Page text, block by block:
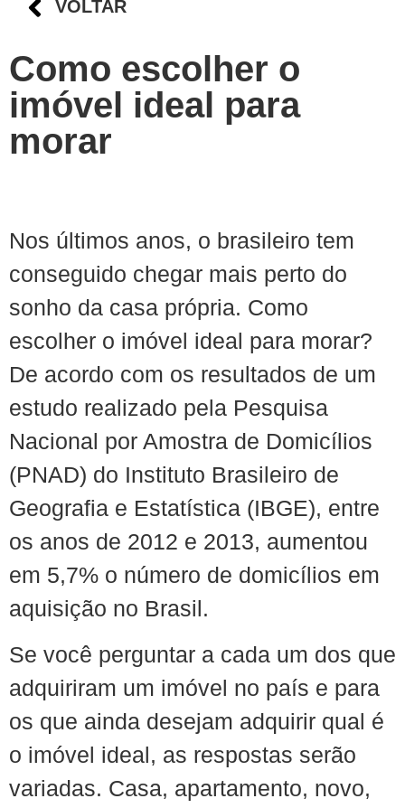
VOLTAR
Como escolher o
imóvel ideal para
morar
Nos últimos anos, o brasileiro tem
conseguido chegar mais perto do
sonho da casa própria. Como
escolher o imóvel ideal para morar?
De acordo com os resultados de um
estudo realizado pela Pesquisa
Nacional por Amostra de Domicílios
(PNAD) do Instituto Brasileiro de
Geografia e Estatística (IBGE), entre
os anos de 2012 e 2013, aumentou
em 5,7% o número de domicílios em
aquisição no Brasil.
Se você perguntar a cada um dos que
adquiriram um imóvel no país e para
os que ainda desejam adquirir qual é
o imóvel ideal, as respostas serão
variadas. Casa, apartamento, novo,